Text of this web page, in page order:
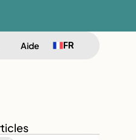
Aide
EN FR
French